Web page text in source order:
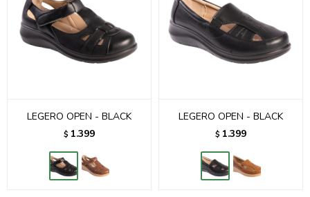
LEGERO OPEN - BLACK
$ 1.399
LEGERO OPEN - BLACK
$ 1.399